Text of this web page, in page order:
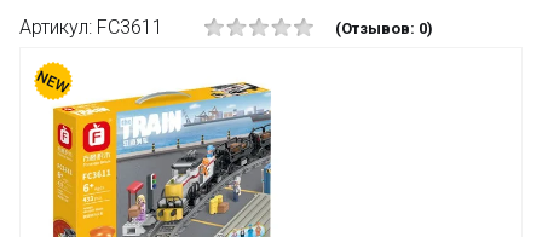
Артикул: FC3611 (Отзывов: 0)